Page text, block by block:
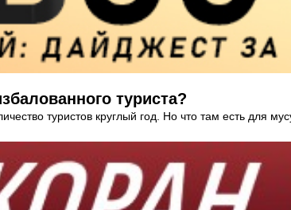
туриста?
туристов круглый год. Но что там есть для